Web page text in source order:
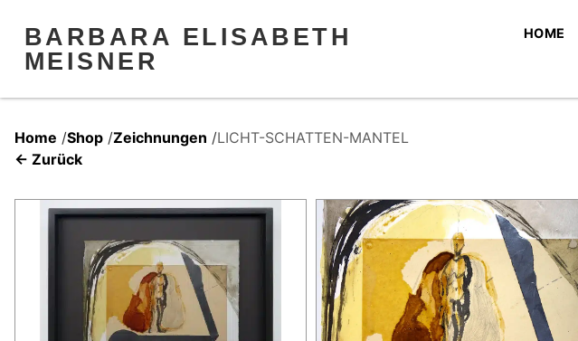
BARBARA ELISABETH
MEISNER
HOME
Home /Shop /Zeichnungen /LICHT-SCHATTEN-MANTEL
← Zurück